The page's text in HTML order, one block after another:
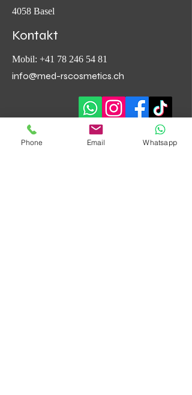
4058 Basel
Kontakt
Mobil: +41 78 246 54 81
info@med-rscosmetics.ch
Öffnungszeiten
Phone Email Whatsapp